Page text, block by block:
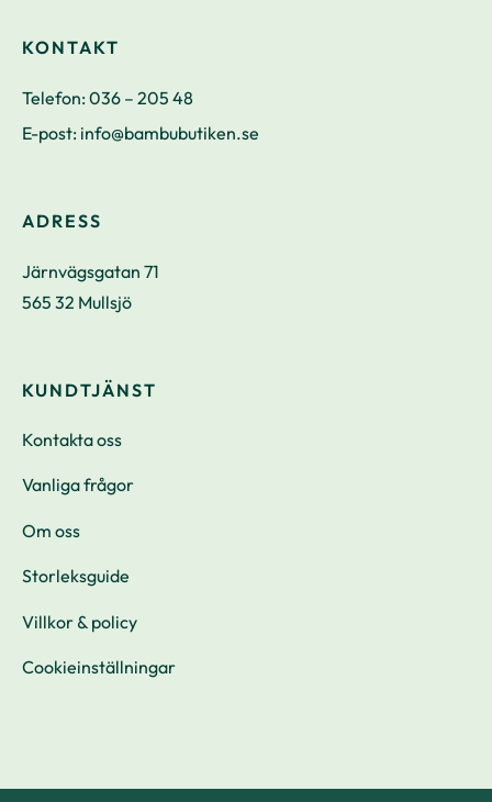
KONTAKT
Telefon:036 – 205 48
E-post: info@bambubutiken.se
ADRESS
Järnvägsgatan 71
565 32 Mullsjö
KUNDTJÄNST
Kontakta oss
Vanliga frågor
Om oss
Storleksguide
Villkor & policy
Cookieinställningar